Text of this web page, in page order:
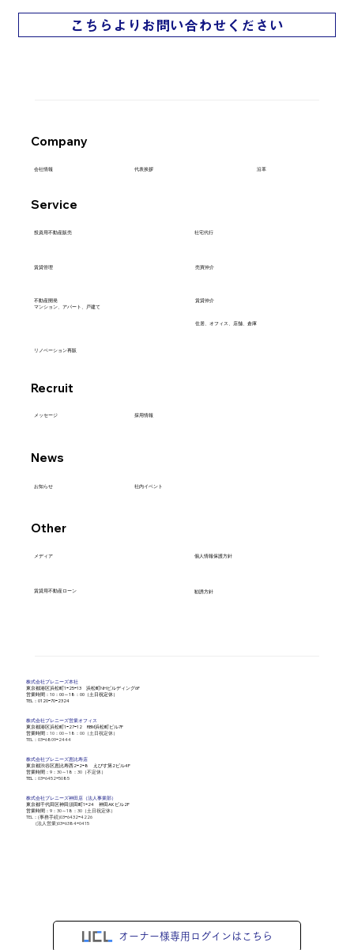
こちらよりお問い合わせください
株式会社​プレニーズ本社
​東京都港区浜松町1ｰ25ｰ13 浜松町NHビルディング6F
営業時間：10：00～18：00（土日祝定休）
​TEL：0120ｰ70ｰ2324
株式会社​プレニーズ営業オフィス
​東京都港区浜松町1ｰ27ｰ12 RBM浜松町ビル7F
営業時間： 10：00～18：00（土日祝定休）
​TEL：03ｰ6809ｰ2444
株式会社​プレニーズ恵比寿店
​東京都渋谷区恵比寿西2ｰ2ｰ8 えびす第2ビル4F
営業時間：9：30～18：30（不定休）
​TEL： 03ｰ6452ｰ5085
株式会社​プレニーズ神田店（法人事業部）
​東京都千代田区神田須田町1ｰ24 神田AKビル2F
営業時間：9：30～18：30（土日祝定休）
TEL：(事務手続)03ｰ6432ｰ4226
(法人営業)03ｰ6384ｰ0415
Company
Service
Recruit
News
Other
会社情報
​投資用不動産販売
賃貸管理
不動産開発
マンション、アパート、戸建て
メッセージ
お知らせ
個人情報保護方針
勧誘方針
代表挨拶
社宅代行
売買仲介
賃貸仲介
住居、オフィス、店舗、倉庫
採用情報
社内イベント
賃貸用不動産ローン
沿革
リノベーション再販
メディア
オーナー様専用ログインはこちら